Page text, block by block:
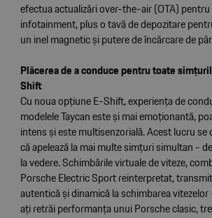
efectua actualizări over-the-air (OTA)
infotainment, plus o tavă de depozitare
un inel magnetic și putere de încărcare de
Plăcerea de a conduce pentru toate
Shift
Cu noua opțiune E-Shift, experiența de
modelele Taycan este și mai emoționantă,
intens și este multisenzorială. Acest lucru
că apelează la mai multe simțuri simultan -
la vedere. Schimbările virtuale de viteze,
Porsche Electric Sport reinterpretat,
autentică și dinamică la schimbarea
ați retrăi performanța unui Porsche clasic,